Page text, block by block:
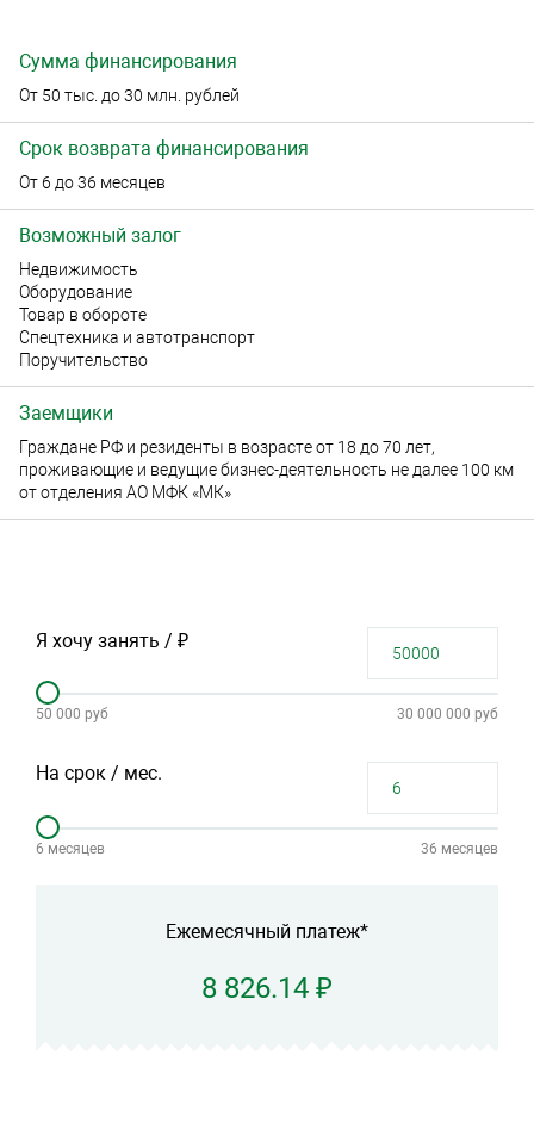
Сумма финансирования
От 50 тыс. до 30 млн. рублей
Срок возврата финансирования
От 6 до 36 месяцев
Возможный залог
Недвижимость
Оборудование
Товар в обороте
Спецтехника и автотранспорт
Поручительство
Заемщики
Граждане РФ и резиденты в возрасте от 18 до 70 лет,
проживающие и ведущие бизнес-деятельность не далее 100 км
от отделения АО МФК «МК»
Я хочу занять / ₽
50 000 руб 30 000 000 руб
На срок / мес.
6 месяцев 36 месяцев
Ежемесячный платеж*
8 826.14 ₽